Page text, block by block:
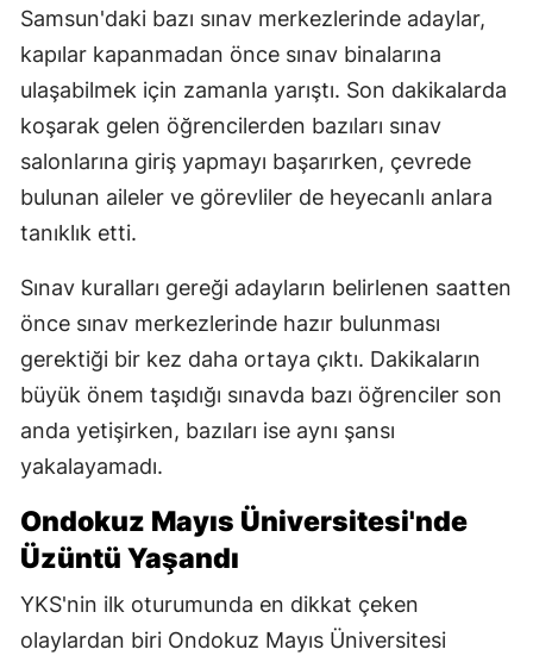
Samsun'daki bazı sınav merkezlerinde adaylar,
kapılar kapanmadan önce sınav binalarına
ulaşabilmek için zamanla yarıştı. Son dakikalarda
koşarak gelen öğrencilerden bazıları sınav
salonlarına giriş yapmayı başarırken, çevrede
bulunan aileler ve görevliler de heyecanlı anlara
tanıklık etti.
Sınav kuralları gereği adayların belirlenen saatten
önce sınav merkezlerinde hazır bulunması
gerektiği bir kez daha ortaya çıktı. Dakikaların
büyük önem taşıdığı sınavda bazı öğrenciler son
anda yetişirken, bazıları ise aynı şansı
yakalayamadı.
Ondokuz Mayıs Üniversitesi'nde
Üzüntü Yaşandı
YKS'nin ilk oturumunda en dikkat çeken
olaylardan biri Ondokuz Mayıs Üniversitesi